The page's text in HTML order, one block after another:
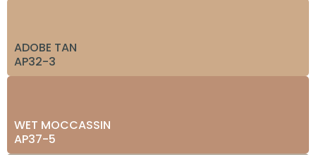
ADOBE TAN
AP32-3
WET MOCCASSIN
AP37-5